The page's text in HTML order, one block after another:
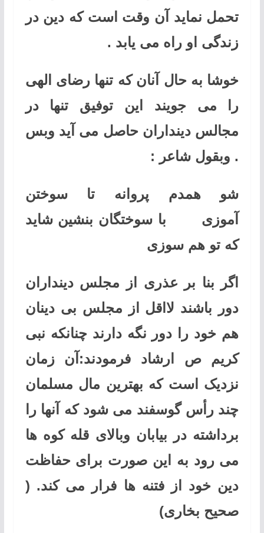
تحمل نماید آن وقت است که دین در
زندگی او راه می یابد .
خوشا به حال آنان که تنها رضای الهی
را می جویند این توفیق تنها در
مجالس دینداران حاصل می آید وبس
. وبقول شاعر :
شو همدم پروانه تا سوختن
آموزی با سوختگان بنشین شاید
که تو هم سوزی
اگر بنا بر عذری از مجلس دینداران
دور باشند لااقل از مجلس بی دینان
هم خود را دور نگه دارند چنانکه نبی
کریم ص ارشاد فرمودند: آن زمان
نزدیک است که بهترین مال مسلمان
چند رأس گوسفند می شود که آنها را
برداشته در بیابان وبالای قله کوه ها
می رود به این صورت برای حفاظت
دین خود از فتنه ها فرار می کند. (
صحیح بخاری)